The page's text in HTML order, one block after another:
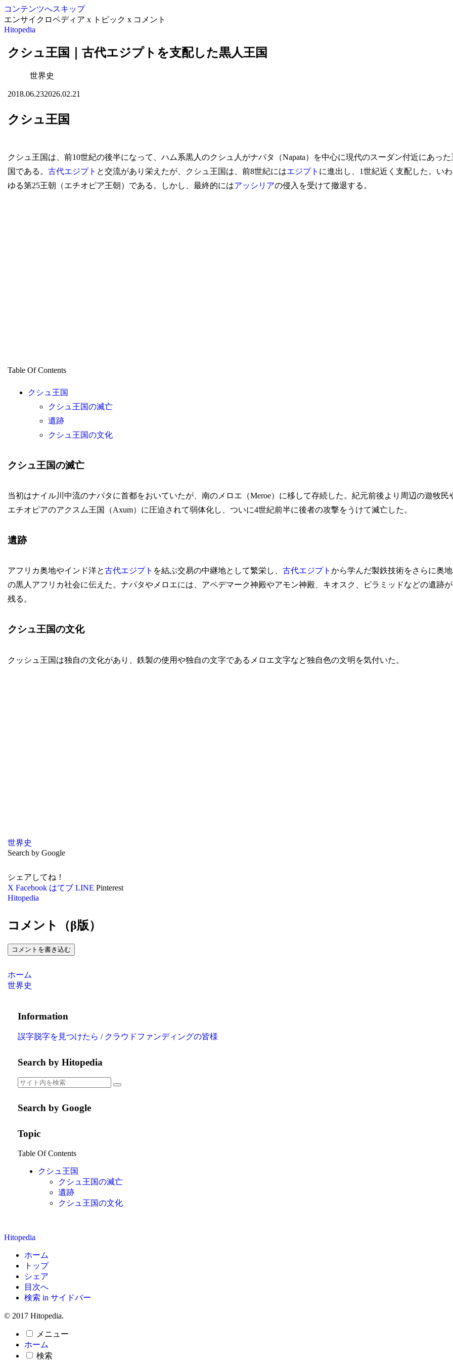
コンテンツへスキップ
エンサイクロペディア x トピック x コメント
Hitopedia
クシュ王国｜古代エジプトを支配した黒人王国
世界史
2018.06.232026.02.21
クシュ王国
クシュ王国は、前10世紀の後半になって、ハム系黒人のクシュ人がナパタ（Napata）を中心に現代のスーダン付近にあった
国である。 古代エジプト と交流があり栄えたが、クシュ王国は、前8世紀にはエジプト に進出し、1世紀近く支配した。いわ
ゆる第25王朝（エチオピア王朝）である。しかし、最終的にはアッシリアの侵入を受けて撤退する。
Table Of Contents
クシュ王国
クシュ王国の滅亡
遺跡
クシュ王国の文化
クシュ王国の滅亡
当初はナイル川中流のナパタに首都をおいていたが、南のメロエ（Meroe）に移して存続した。紀元前後より周辺の遊牧民
エチオピアのアクスム王国（Axum）に圧迫されて弱体化し、ついに4世紀前半に後者の攻撃をうけて滅亡した。
遺跡
アフリカ奥地やインド洋と古代エジプト を結ぶ交易の中継地として繁栄し、 古代エジプト から学んだ製鉄技術をさらに奥地
の黒人アフリカ社会に伝えた。ナパタやメロエには、アペデマーク神殿やアモン神殿、キオスク、ピラミッドなどの遺跡が
残る。
クシュ王国の文化
クッシュ王国は独自の文化があり、鉄製の使用や独自の文字であるメロエ文字など独自色の文明を気付いた。
世界史
Search by Google
シェアしてね！
X Facebook はてブ LINE Pinterest
Hitopedia
コメント（β版）
コメントを書き込む
ホーム
世界史
Information
誤字脱字を見つけたら / クラウドファンディングの皆様
Search by Hitopedia
Search by Google
Topic
Table Of Contents
クシュ王国
クシュ王国の滅亡
遺跡
クシュ王国の文化
Hitopedia
ホーム
トップ
シェア
目次へ
検索 in サイドバー
© 2017 Hitopedia.
メニュー
ホーム
検索